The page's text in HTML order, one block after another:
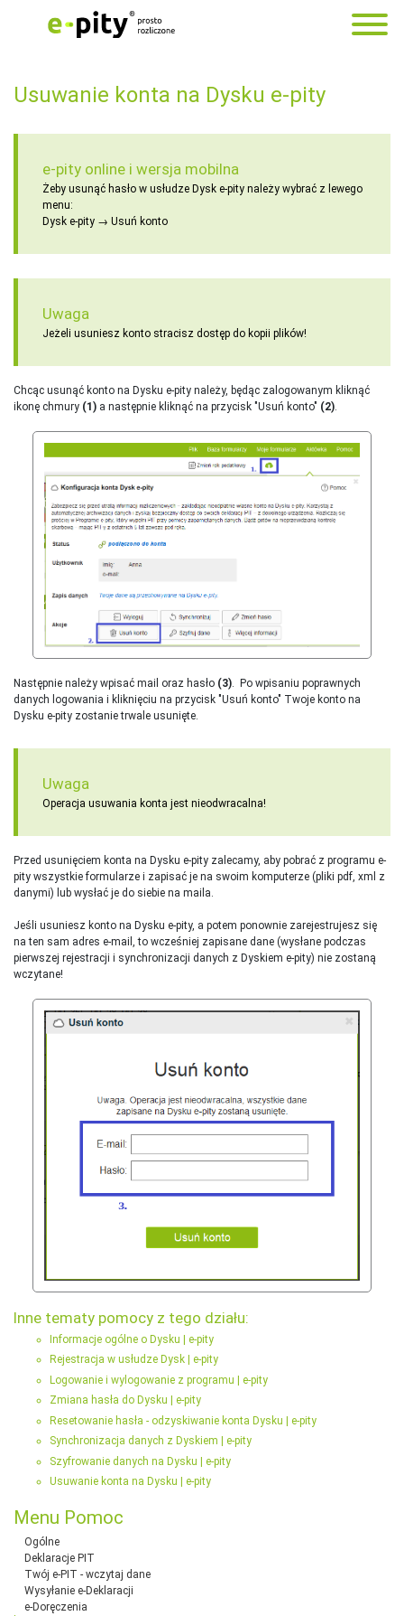
Menu Pomoc
Ogólne
Deklaracje PIT
Twój e-PIT - wczytaj dane
Wysyłanie e-Deklaracji
e-Doręczenia
Usuwanie konta na Dysku e-pity
e-pity online i wersja mobilna
Żeby usunąć hasło w usłudze Dysk e-pity należy wybrać z lewego
menu:
Dysk e-pity → Usuń konto
Uwaga
Jeżeli usuniesz konto stracisz dostęp do kopii plików!
Chcąc usunąć konto na Dysku e-pity należy, będąc zalogowanym kliknąć
ikonę chmury (1) a następnie kliknąć na przycisk "Usuń konto" (2).
Następnie należy wpisać mail oraz hasło (3) . Po wpisaniu poprawnych
danych logowania i kliknięciu na przycisk "Usuń konto" Twoje konto na
Dysku e-pity zostanie trwale usunięte.
Uwaga
Operacja usuwania konta jest nieodwracalna!
Przed usunięciem konta na Dysku e-pity zalecamy, aby pobrać z programu e-
pity wszystkie formularze i zapisać je na swoim komputerze (pliki pdf, xml z
danymi) lub wysłać je do siebie na maila.
Jeśli usuniesz konto na Dysku e-pity, a potem ponownie zarejestrujesz się
na ten sam adres e-mail, to wcześniej zapisane dane (wysłane podczas
pierwszej rejestracji i synchronizacji danych z Dyskiem e-pity) nie zostaną
wczytane!
Inne tematy pomocy z tego działu:
Informacje ogólne o Dysku | e-pity
Rejestracja w usłudze Dysk | e-pity
Logowanie i wylogowanie z programu | e-pity
Zmiana hasła do Dysku | e-pity
Resetowanie hasła - odzyskiwanie konta Dysku | e-pity
Synchronizacja danych z Dyskiem | e-pity
Szyfrowanie danych na Dysku | e-pity
Usuwanie konta na Dysku | e-pity